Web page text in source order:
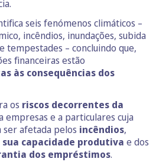
seis fenómenos climáticos –
incêndios, inundações, subida
tempestades – concluindo que,
financeiras estão
às consequências dos
os riscos decorrentes da
empresas e a particulares cuja
ser afetada pelos incêndios,
capacidade produtiva e dos
dos empréstimos.